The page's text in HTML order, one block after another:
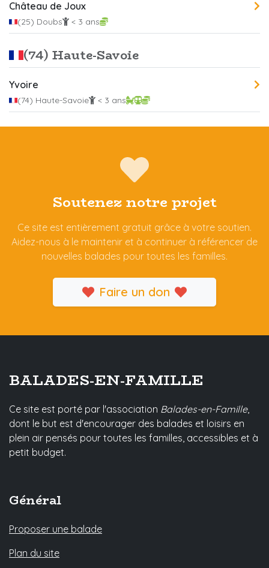
Château de Joux
(25) Doubs < 3 ans
(74) Haute-Savoie
Yvoire
(74) Haute-Savoie < 3 ans
Soutenez notre projet
Ce site est entièrement gratuit grâce à votre soutien.
Aidez-nous à le maintenir et à continuer à référencer de
nouvelles balades pour toutes les familles.
Faire un don
BALADES-EN-FAMILLE
Ce site est porté par l'association Balades-en-Famille,
dont le but est d'encourager des balades et loisirs en
plein air pensés pour toutes les familles, accessibles et à
petit budget.
Général
Proposer une balade
Plan du site